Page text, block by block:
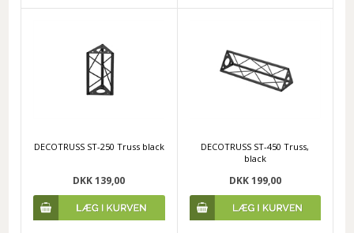
DECOTRUSS ST-250 Truss black
DKK 139,00
DECOTRUSS ST-450 Truss,
black
DKK 199,00